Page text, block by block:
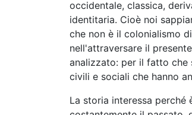
occidentale, classica,
identitaria. Cioè noi
che non è il colonialismo
nell'attraversare il
analizzato: per il fatto che
civili e sociali che hanno
La storia interessa